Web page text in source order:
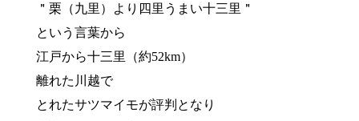
＂栗（九里）より四里うまい十三里＂
という言葉から
江戸から十三里（約52km）
離れた川越で
とれたサツマイモが評判となり